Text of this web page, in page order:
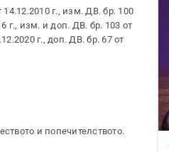
г., изм. ДВ. бр. 100
г., изм. и доп. ДВ. бр. 103 от
г., доп. ДВ. бр. 67 от
и попечителството.